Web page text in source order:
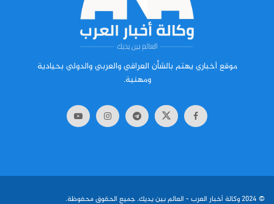
موقع أخباري يهتم بالشأن العراقي والعربي والدولي بحيادية
ومهنية.
© 2024 وكالة أخبار العرب - العالم بين يديك. جميع الحقوق محفوظة.